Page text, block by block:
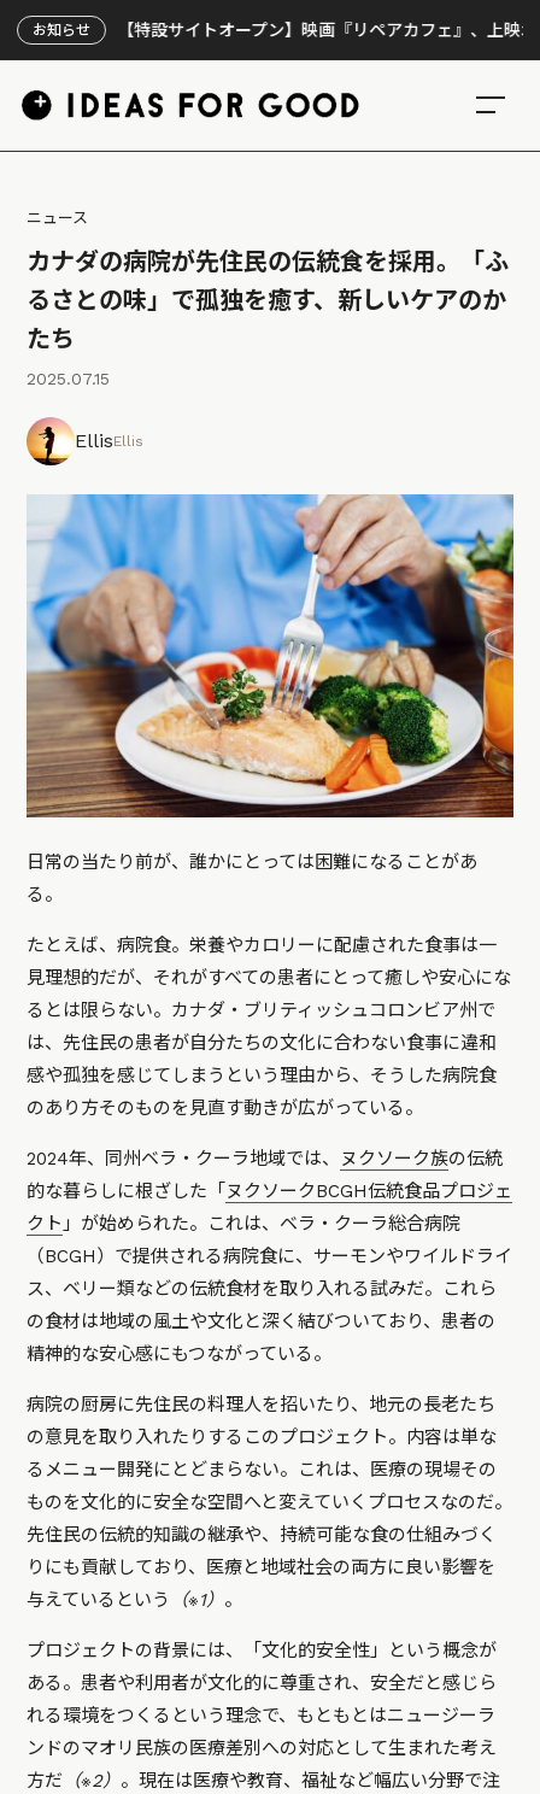
お知らせ
【特設サイトオープン】映画『リペアカフェ』、上映300回の
ニュース
カナダの病院が先住民の伝統食を採用。「ふ
るさとの味」で孤独を癒す、新しいケアのか
たち
2025.07.15
EllisEllis
日常の当たり前が、誰かにとっては困難になることがあ
る。
たとえば、病院食。栄養やカロリーに配慮された食事は一
見理想的だが、それがすべての患者にとって癒しや安心にな
るとは限らない。カナダ・ブリティッシュコロンビア州で
は、先住民の患者が自分たちの文化に合わない食事に違和
感や孤独を感じてしまうという理由から、そうした病院食
のあり方そのものを見直す動きが広がっている。
2024年、同州ベラ・クーラ地域では、 ヌクソーク族の伝統
的な暮らしに根ざした「 ヌクソークBCGH伝統食品プロジェ
クト 」が始められた。これは、ベラ・クーラ総合病院
（BCGH）で提供される病院食に、サーモンやワイルドライ
ス、ベリー類などの伝統食材を取り入れる試みだ。これら
の食材は地域の風土や文化と深く結びついており、患者の
精神的な安心感にもつながっている。
病院の厨房に先住民の料理人を招いたり、地元の長老たち
の意見を取り入れたりするこのプロジェクト。内容は単な
るメニュー開発にとどまらない。これは、医療の現場その
ものを文化的に安全な空間へと変えていくプロセスなのだ。
先住民の伝統的知識の継承や、持続可能な食の仕組みづく
りにも貢献しており、医療と地域社会の両方に良い影響を
与えているという
（※1） 。
プロジェクトの背景には、「文化的安全性」という概念が
ある。患者や利用者が文化的に尊重され、安全だと感じら
れる環境をつくるという理念で、もともとはニュージーラ
ンドのマオリ民族の医療差別への対応として生まれた考え
方だ （※2） 。現在は医療や教育、福祉など幅広い分野で注